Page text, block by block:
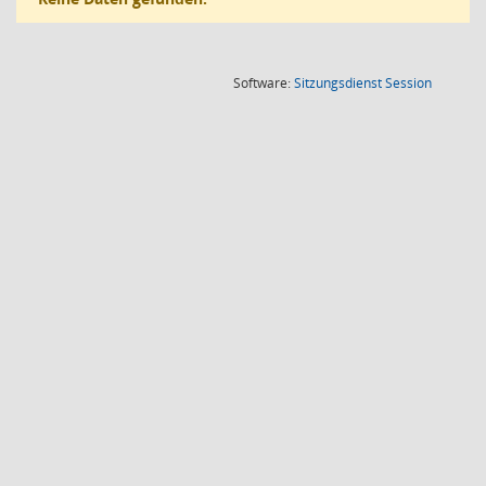
Software:SitzungsdienstSession(Wird in